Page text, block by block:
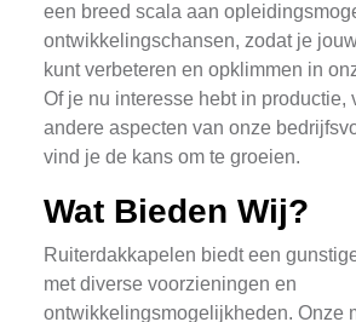
een breed scala aan
ontwikkelingschansen, zodat je
kunt verbeteren en opklimmen in
Of je nu interesse hebt in productie,
andere aspecten van onze
vind je de kans om te groeien.
Wat Bieden Wij?
Ruiterdakkapelen biedt een
met diverse voorzieningen en
ontwikkelingsmogelijkheden. Onze